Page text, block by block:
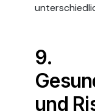
9.
und